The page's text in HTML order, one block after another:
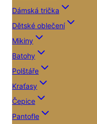
Dámská trička
Dětské oblečení
Mikiny
Batohy
Polštáře
Kraťasy
Čepice
Pantofle